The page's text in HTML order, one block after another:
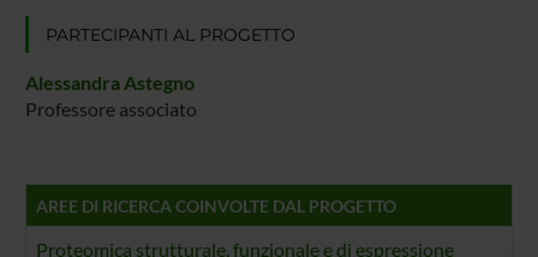
PARTECIPANTI AL PROGETTO
Alessandra Astegno
Professore associato
AREE DI RICERCA COINVOLTE DAL PROGETTO
Proteomica strutturale, funzionale e di espressione